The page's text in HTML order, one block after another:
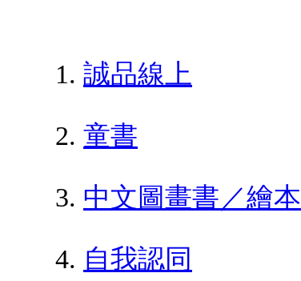
誠品線上
童書
中文圖畫書／繪本
自我認同